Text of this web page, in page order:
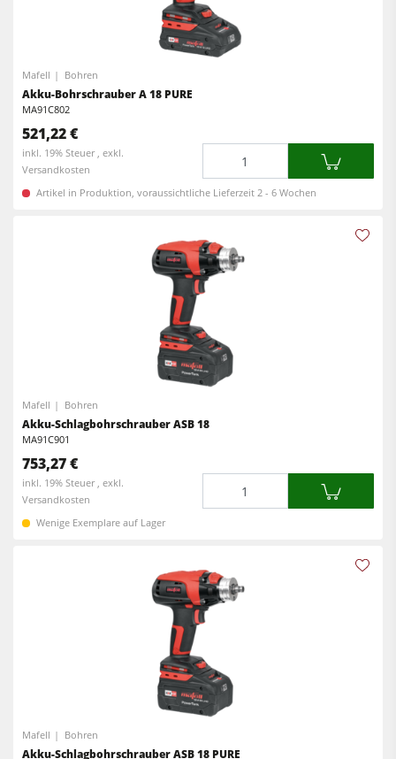
Mafell Bohren
Akku-Bohrschrauber A 18 PURE
MA91C802
521,22 €
inkl. 19% Steuer , exkl.
Versandkosten
Artikel in Produktion, voraussichtliche Lieferzeit 2 - 6 Wochen
Mafell Bohren
Akku-Schlagbohrschrauber ASB 18
MA91C901
753,27 €
inkl. 19% Steuer , exkl.
Versandkosten
Wenige Exemplare auf Lager
Mafell Bohren
Akku-Schlagbohrschrauber ASB 18 PURE